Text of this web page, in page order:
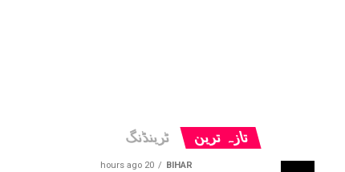
تازہ ترین ٹرینڈنگ
BIHAR
20 hours ago